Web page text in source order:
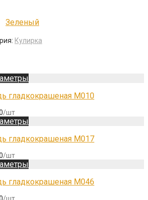
Зеленый
Кулирка
товар
имеет
несколько
Опции
можно
на
гладкокрашеная M010
Диапазон
цен:
₽37,00
–
₽380,00
/шт
товар
имеет
несколько
Опции
можно
на
гладкокрашеная M017
Диапазон
цен:
₽37,00
–
₽380,00
/шт
товар
имеет
несколько
гладкокрашеная M046
Диапазон